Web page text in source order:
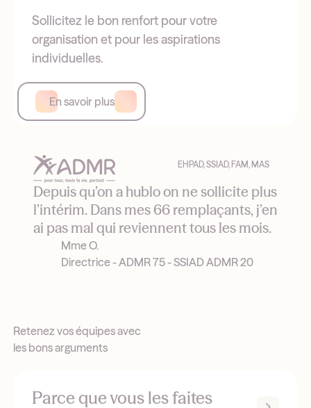
Sollicitez le bon renfort pour votre
organisation et pour les aspirations
individuelles.
En savoir plus
EHPAD, SSIAD, FAM, MAS
Depuis qu’on a hublo on ne sollicite plus
l’intérim. Dans mes 66 remplaçants, j’en
ai pas mal qui reviennent tous les mois.
Mme O.
Directrice - ADMR 75 - SSIAD ADMR 20
Retenez vos équipes avec
les bons arguments
Parce que vous les faites